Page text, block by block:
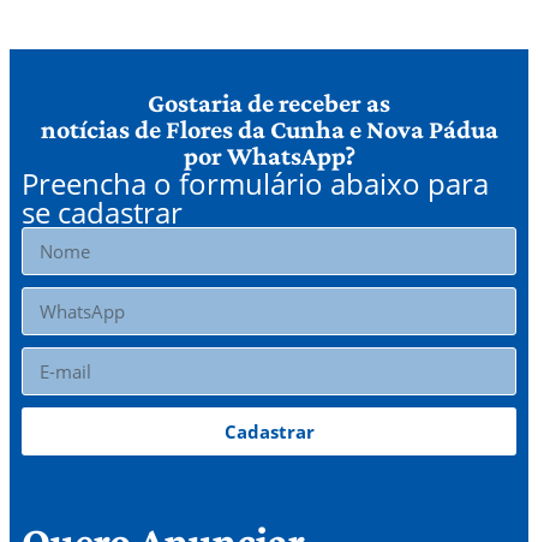
Gostaria de receber as
notícias de Flores da Cunha e Nova Pádua
por WhatsApp?
Preencha o formulário abaixo para
se cadastrar
Cadastrar